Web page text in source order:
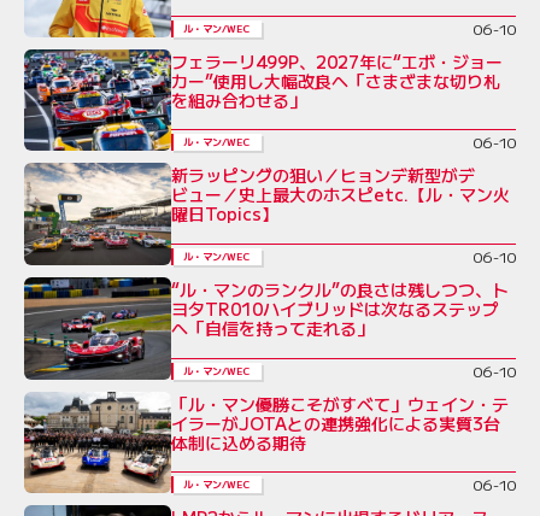
ル・マン/WEC 06-10
フェラーリ499P、2027年に“エボ・ジョー
カー”使用し大幅改良へ「さまざまな切り札
を組み合わせる」
ル・マン/WEC 06-10
新ラッピングの狙い／ヒョンデ新型がデ
ビュー／史上最大のホスピetc.【ル・マン火
曜日Topics】
ル・マン/WEC 06-10
“ル・マンのランクル”の良さは残しつつ、ト
ヨタTR010ハイブリッドは次なるステップ
へ「自信を持って走れる」
ル・マン/WEC 06-10
「ル・マン優勝こそがすべて」ウェイン・テ
イラーがJOTAとの連携強化による実質3台
体制に込める期待
ル・マン/WEC 06-10